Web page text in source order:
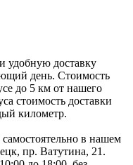
доставку
день. Стоимость
до 5 км от нашего
стоимость доставки
километр.
в нашем
пр. Ватутина, 21.